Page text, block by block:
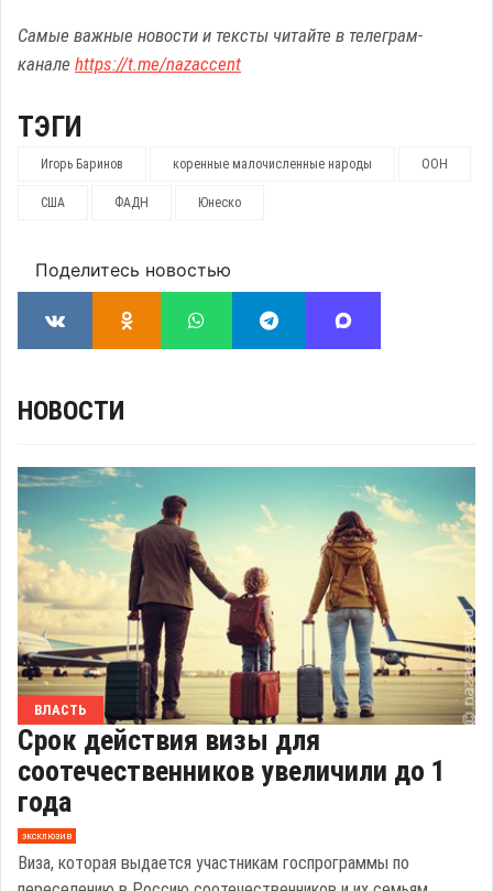
Самые важные новости и тексты читайте в телеграм-
канале https://t.me/nazaccent
ТЭГИ
Игорь Баринов коренные малочисленные народы ООН
США ФАДН Юнеско
Поделитесь новостью
НОВОСТИ
ВЛАСТЬ
Срок действия визы для
соотечественников увеличили до 1
года
эксклюзив
Виза, которая выдается участникам госпрограммы по